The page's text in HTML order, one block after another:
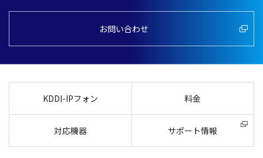
お問い合わせ
KDDI-IPフォン 料金
対応機器 サポート情報